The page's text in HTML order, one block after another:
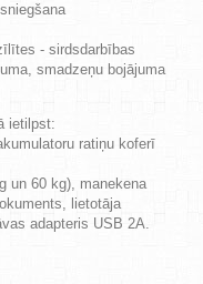
- sirdsdarbības
smadzeņu bojājuma
ietilpst:
ratiņu koferī
un 60 kg), manekena
lietotāja
adapteris USB 2A.